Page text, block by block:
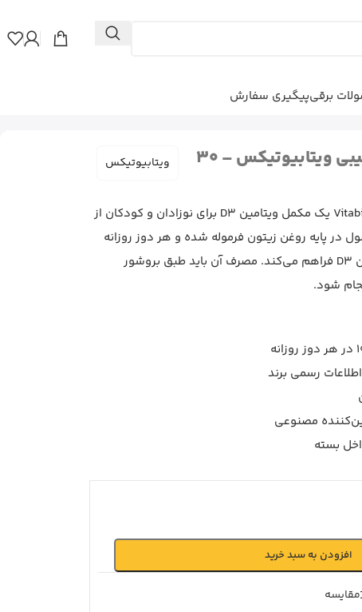
برقیپیگیری سفارش
قطره ویتامین D3 ول بیبی ویتابیوتیکس – 30
ویتابیوتیکس
قطره Vitabiotics Wellbaby Vit D Drops یک مکمل ویتامین D3 برای نوزادان و کودکان از
محصول در پایه روغن زیتون فرموله شده و هر دوز روزانه
0.5 میلی‌لیتر، 10 میکروگرم ویتامین D3 فراهم می‌کند. مصرف آن باید طبق بروشور
شود.
مصنوعی
بسته
افزودن به سبد خرید
مقايسه